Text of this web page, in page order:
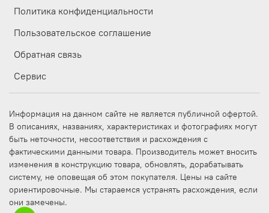
Политика конфиденциальности
Пользовательское соглашение
Обратная связь
Сервис
Информация на данном сайте не является публичной офертой.
В описаниях, названиях, характеристиках и фотографиях могут
быть неточности, несоответствия и расхождения с
фактическими данными товара. Производитель может вносить
изменения в конструкцию товара, обновлять, дорабатывать
систему, не оповещая об этом покупателя. Цены на сайте
ориентировочные. Мы стараемся устранять расхождения, если
они замечены.